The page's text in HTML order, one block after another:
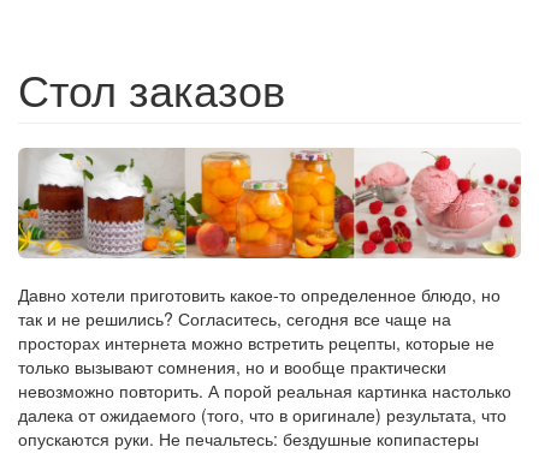
Стол заказов
Давно хотели приготовить какое-то определенное блюдо, но
так и не решились? Согласитесь, сегодня все чаще на
просторах интернета можно встретить рецепты, которые не
только вызывают сомнения, но и вообще практически
невозможно повторить. А порой реальная картинка настолько
далека от ожидаемого (того, что в оригинале) результата, что
опускаются руки. Не печальтесь: бездушные копипастеры